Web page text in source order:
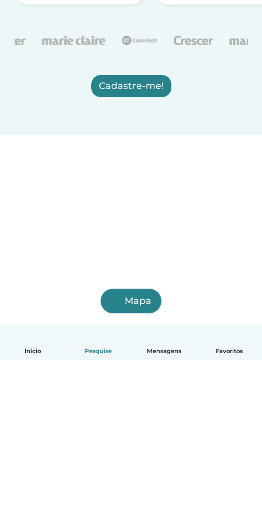
Ínicio Pesquise Mensagens Favoritos
Cadastre-me!
Mapa